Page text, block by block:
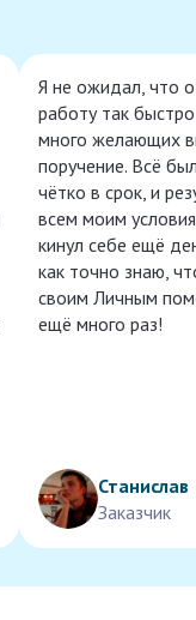
Я не ожидал, что
работу так
много желающих
поручение. Всё
чётко в срок, и
всем моим
кинул себе ещё
как точно знаю,
своим Личным
ещё много раз!
Станислав
Заказчик